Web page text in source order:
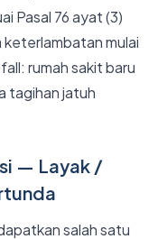
Pasal 76 ayat (3)
mulai
rumah sakit baru
tagihan jatuh
— Layak /
salah satu